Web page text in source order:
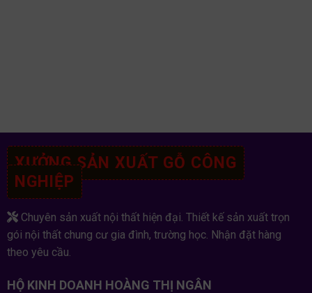
XƯỞNG SẢN XUẤT GỖ CÔNG
NGHIỆP
Chuyên sản xuất nội thất hiện đại. Thiết kế sản xuất trọn
gói nội thất chung cư gia đình, trường học. Nhận đặt hàng
theo yêu cầu.
HỘ KINH DOANH HOÀNG THỊ NGÂN